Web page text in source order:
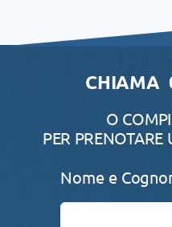
CHIAMA
O
PER
Nome e